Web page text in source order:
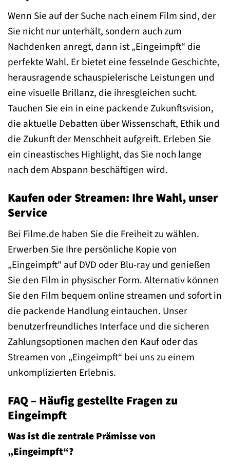
Wenn Sie auf der Suche nach einem Film sind, der
Sie nicht nur unterhält, sondern auch zum
Nachdenken anregt, dann ist „Eingeimpft“ die
perfekte Wahl. Er bietet eine fesselnde Geschichte,
herausragende schauspielerische Leistungen und
eine visuelle Brillanz, die ihresgleichen sucht.
Tauchen Sie ein in eine packende Zukunftsvision,
die aktuelle Debatten über Wissenschaft, Ethik und
die Zukunft der Menschheit aufgreift. Erleben Sie
ein cineastisches Highlight, das Sie noch lange
nach dem Abspann beschäftigen wird.
Kaufen oder Streamen: Ihre Wahl, unser
Service
Bei Filme.de haben Sie die Freiheit zu wählen.
Erwerben Sie Ihre persönliche Kopie von
„Eingeimpft“ auf DVD oder Blu-ray und genießen
Sie den Film in physischer Form. Alternativ können
Sie den Film bequem online streamen und sofort in
die packende Handlung eintauchen. Unser
benutzerfreundliches Interface und die sicheren
Zahlungsoptionen machen den Kauf oder das
Streamen von „Eingeimpft“ bei uns zu einem
unkomplizierten Erlebnis.
FAQ – Häufig gestellte Fragen zu
Eingeimpft
Was ist die zentrale Prämisse von
„Eingeimpft“?